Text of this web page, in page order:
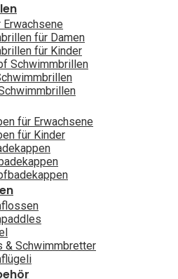
für Damen
für Kinder
Schwimmbrillen
für Erwachsene
für Kinder
& Schwimmbretter